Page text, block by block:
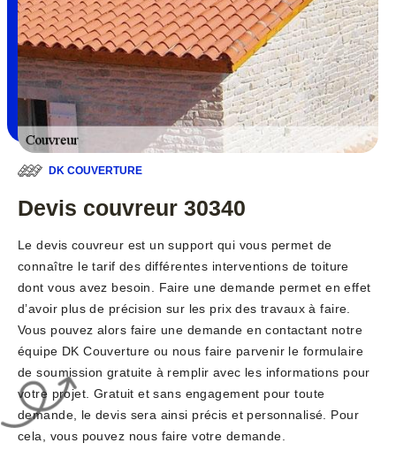
DK COUVERTURE
Devis couvreur 30340
Le devis couvreur est un support qui vous permet de
connaître le tarif des différentes interventions de toiture
dont vous avez besoin. Faire une demande permet en effet
d’avoir plus de précision sur les prix des travaux à faire.
Vous pouvez alors faire une demande en contactant notre
équipe DK Couverture ou nous faire parvenir le formulaire
de soumission gratuite à remplir avec les informations pour
votre projet. Gratuit et sans engagement pour toute
demande, le devis sera ainsi précis et personnalisé. Pour
cela, vous pouvez nous faire votre demande.